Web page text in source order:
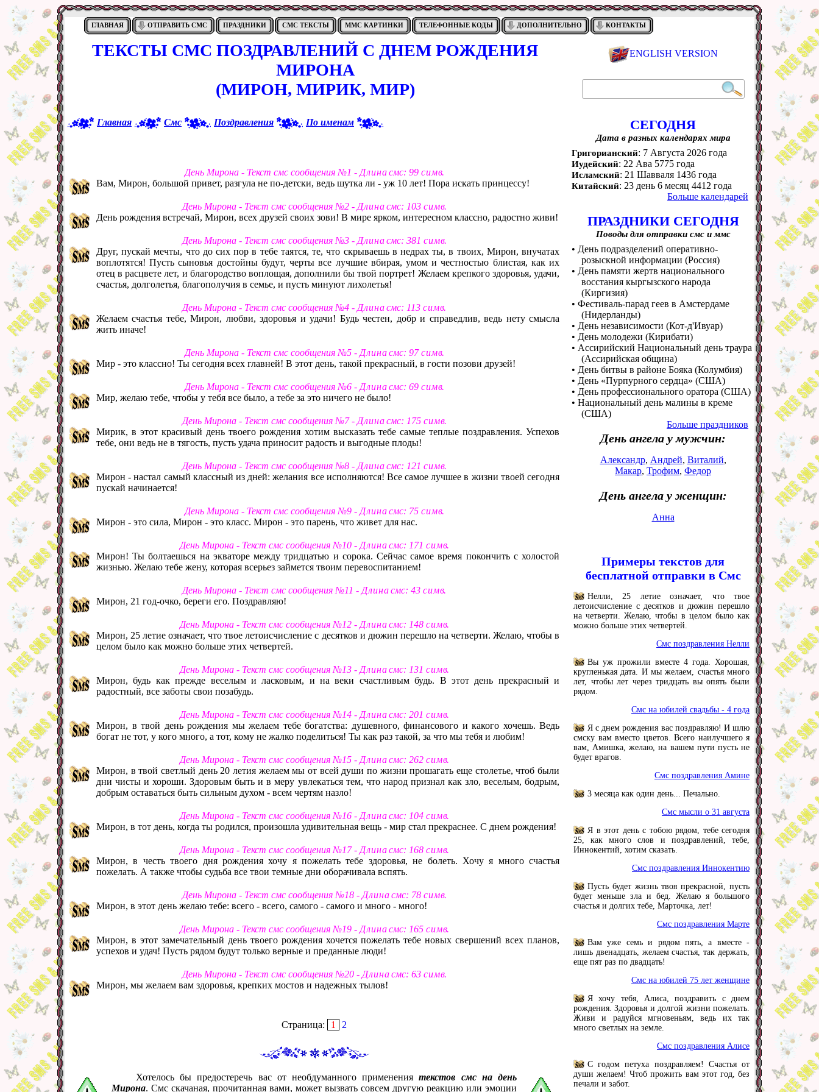
ГЛАВНАЯ ОТПРАВИТЬ СМС ПРАЗДНИКИ СМС ТЕКСТЫ ММС КАРТИНКИ ТЕЛЕФОННЫЕ КОДЫ ДОПОЛНИТЕЛЬНО КОНТАКТЫ
ТЕКСТЫ СМС ПОЗДРАВЛЕНИЙ С ДНЕМ РОЖДЕНИЯ
МИРОНА
(МИРОН, МИРИК, МИР)
Главная Смс Поздравления По именам
День Мирона - Текст смс сообщения №1 - Д л и н асмс: 99 с и м в.
Вам, Мирон, большой привет, разгула не по-детски, ведь шутка ли - уж 10 лет! Пора искать принцессу!
День Мирона - Текст смс сообщения №2 - Д л и н асмс: 103 с и м в.
День рождения встречай, Мирон, всех друзей своих зови! В мире ярком, интересном классно, радостно живи!
День Мирона - Текст смс сообщения №3 - Д л и н асмс: 381 с и м в.
Друг, пускай мечты, что до сих пор в тебе таятся, те, что скрываешь в недрах ты, в твоих, Мирон, внучатах
воплотятся! Пусть сыновья достойны будут, черты все лучшие вбирая, умом и честностью блистая, как их
отец в расцвете лет, и благородство воплощая, дополнили бы твой портрет! Желаем крепкого здоровья, удачи,
счастья, долголетья, благополучия в семье, и пусть минуют лихолетья!
День Мирона - Текст смс сообщения №4 - Д л и н асмс: 113 с и м в.
Желаем счастья тебе, Мирон, любви, здоровья и удачи! Будь честен, добр и справедлив, ведь нету смысла
жить иначе!
День Мирона - Текст смс сообщения №5 - Д л и н асмс: 97с и м в.
Мир - это классно! Ты сегодня всех главней! В этот день, такой прекрасный, в гости позови друзей!
День Мирона - Текст смс сообщения №6 - Д л и н асмс: 69 с и м в.
Мир, желаю тебе, чтобы у тебя все было, а тебе за это ничего не было!
День Мирона - Текст смс сообщения №7 - Д л и н асмс: 175 с и м в.
Мирик, в этот красивый день твоего рождения хотим высказать тебе самые теплые поздравления. Успехов
тебе, они ведь не в тягость, пусть удача приносит радость и выгодные плоды!
День Мирона - Текст смс сообщения №8 - Д л и н асмс: 121 с и м в.
Мирон - настал самый классный из дней: желания все исполняются! Все самое лучшее в жизни твоей сегодня
пускай начинается!
День Мирона - Текст смс сообщения №9 - Д л и н асмс: 75 с и м в.
Мирон - это сила, Мирон - это класс. Мирон - это парень, что живет для нас.
День Мирона - Текст смс сообщения №10 - Д л и н асмс: 171 с и м в.
Мирон! Ты болтаешься на экваторе между тридцатью и сорока. Сейчас самое время покончить с холостой
жизнью. Желаю тебе жену, которая всерьез займется твоим перевоспитанием!
День Мирона - Текст смс сообщения №11 - Д л и н асмс: 43 с и м в.
Мирон, 21 год-очко, береги его. Поздравляю!
День Мирона - Текст смс сообщения №12 - Д л и н асмс: 148 с и м в.
Мирон, 25 летие означает, что твое летоисчисление с десятков и дюжин перешло на четверти. Желаю, чтобы в
целом было как можно больше этих четвертей.
День Мирона - Текст смс сообщения №13 - Д л и н асмс: 131 с и м в.
Мирон, будь как прежде веселым и ласковым, и на веки счастливым будь. В этот день прекрасный и
радостный, все заботы свои позабудь.
День Мирона - Текст смс сообщения №14 - Д л и н асмс: 201 с и м в.
Мирон, в твой день рождения мы желаем тебе богатства: душевного, финансового и какого хочешь. Ведь
богат не тот, у кого много, а тот, кому не жалко поделиться! Ты как раз такой, за что мы тебя и любим!
День Мирона - Текст смс сообщения №15 - Д л и н асмс: 262 с и м в.
Мирон, в твой светлый день 20 летия желаем мы от всей души по жизни прошагать еще столетье, чтоб были
дни чисты и хороши. Здоровым быть и в меру увлекаться тем, что народ признал как зло, веселым, бодрым,
добрым оставаться быть сильным духом - всем чертям назло!
День Мирона - Текст смс сообщения №16 - Д л и н асмс: 104 с и м в.
Мирон, в тот день, когда ты родился, произошла удивительная вещь - мир стал прекраснее. С днем рождения!
День Мирона - Текст смс сообщения №17 - Д л и н асмс: 168 с и м в.
Мирон, в честь твоего дня рождения хочу я пожелать тебе здоровья, не болеть. Хочу я много счастья
пожелать. А также чтобы судьба все твои темные дни оборачивала вспять.
День Мирона - Текст смс сообщения №18 - Д л и н асмс: 78 с и м в.
Мирон, в этот день желаю тебе: всего - всего, самого - самого и много - много!
День Мирона - Текст смс сообщения №19 - Д л и н асмс: 165 с и м в.
Мирон, в этот замечательный день твоего рождения хочется пожелать тебе новых свершений всех планов,
успехов и удач! Пусть рядом будут только верные и преданные люди!
День Мирона - Текст смс сообщения №20 - Д л и н асмс: 63 с и м в.
Мирон, мы желаем вам здоровья, крепких мостов и надежных тылов!
Страница: 1 2
Хотелось бы предостеречь вас от необдуманного применениятекстов смс на день
Мирона. Смс скачаная, прочитанная вами, может вызвать совсем другую реакцию или эмоции
ENGLISH VERSION
СЕГОДНЯ
Дата в разных календарях мира
Григорианский: 7 Августа 2026 года
Иудейский: 22 Ава 5775 года
Исламский: 21 Шавваля 1436 года
Китайский: 23 день 6 месяц 4412 года
Больше календарей
ПРАЗДНИКИ СЕГОДНЯ
Поводы для отправки смс и ммс
• День подразделений оперативно-
розыскной информации (Россия)
• День памяти жертв национального
восстания кыргызского народа
(Киргизия)
• Фестиваль-парад геев в Амстердаме
(Нидерланды)
• День независимости (Кот-д'Ивуар)
• День молодежи (Кирибати)
• Ассирийский Национальный день траура
(Ассирийская община)
• День битвы в районе Бояка (Колумбия)
• День «Пурпурного сердца» (США)
• День профессионального оратора (США)
• Национальный день малины в креме
(США)
Больше праздников
День ангела у мужчин:
Александр, Андрей, Виталий,
Макар, Трофим, Федор
День ангела у женщин:
Анна
Примеры текстов для
бесплатной отправки в Смс
Нелли, 25 летие означает, что твое
летоисчисление с десятков и дюжин перешло
на четверти. Желаю, чтобы в целом было как
можно больше этих четвертей.
Смс поздравления Нелли
Вы уж прожили вместе 4 года. Хорошая,
кругленькая дата. И мы желаем, счастья много
лет, чтобы лет через тридцать вы опять были
рядом.
Смс на юбилей свадьбы - 4 года
Я с днем рождения вас поздравляю! И шлю
смску вам вместо цветов. Всего наилучшего я
вам, Амишка, желаю, на вашем пути пусть не
будет врагов.
Смс поздравления Амине
3 месяца как один день... Печально.
Смс мысли о 31 августа
Я в этот день с тобою рядом, тебе сегодня
25, как много слов и поздравлений, тебе,
Иннокентий, хотим сказать.
Смс поздравления Иннокентию
Пусть будет жизнь твоя прекрасной, пусть
будет меньше зла и бед. Желаю я большого
счастья и долгих тебе, Марточка, лет!
Смс поздравления Марте
Вам уже семь и рядом пять, а вместе -
лишь двенадцать, желаем счастья, так держать,
еще пят раз по двадцать!
Смс на юбилей 75 лет женщине
Я хочу тебя, Алиса, поздравить с днем
рождения. Здоровья и долгой жизни пожелать.
Живи и радуйся мгновеньям, ведь их так
много светлых на земле.
Смс поздравления Алисе
С годом петуха поздравляем! Счастья от
души желаем! Чтоб прожить вам этот год, без
печали и забот.